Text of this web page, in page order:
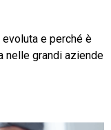
e perché è
nelle grandi aziende